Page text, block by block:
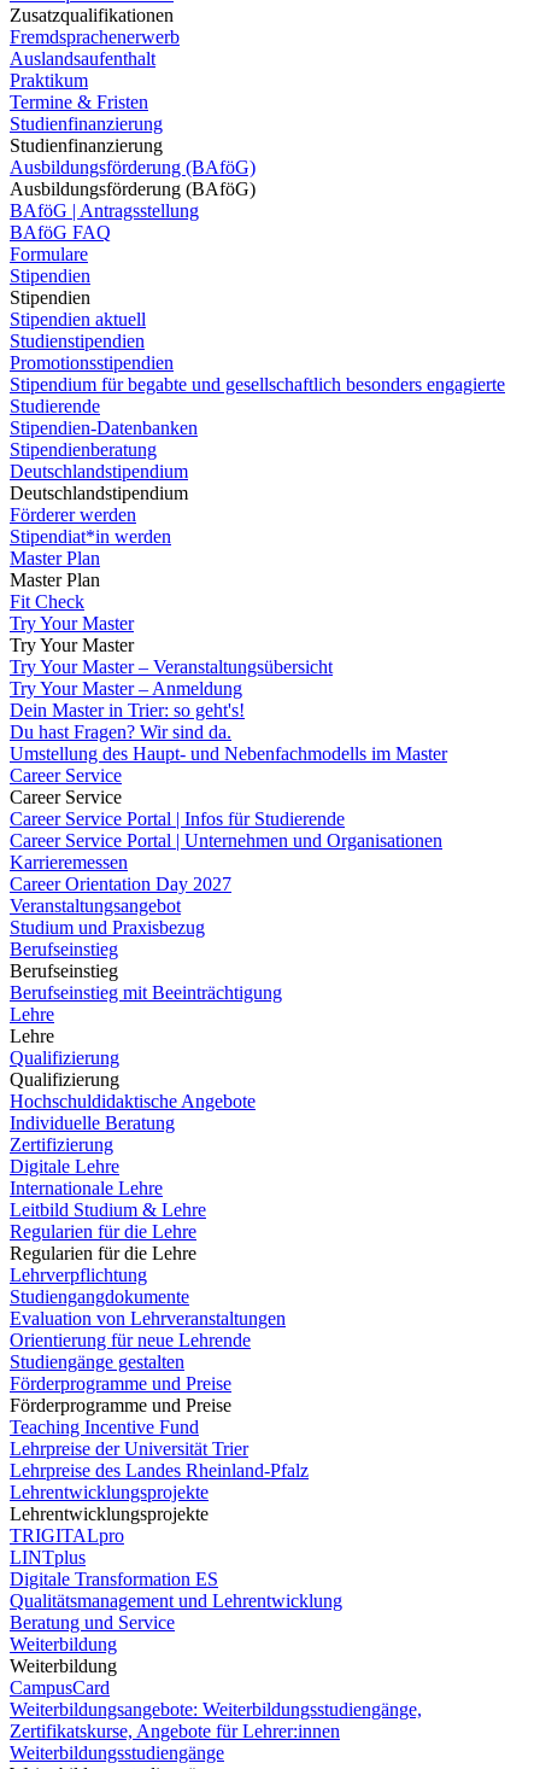
Zusatzqualifikationen
Fremdsprachenerwerb
Auslandsaufenthalt
Praktikum
Termine & Fristen
Studienfinanzierung
Studienfinanzierung
Ausbildungsförderung (BAföG)
Ausbildungsförderung (BAföG)
BAföG | Antragsstellung
BAföG FAQ
Formulare
Stipendien
Stipendien
Stipendien aktuell
Studienstipendien
Promotionsstipendien
Stipendium für begabte und gesellschaftlich besonders engagierte
Studierende
Stipendien-Datenbanken
Stipendienberatung
Deutschlandstipendium
Deutschlandstipendium
Förderer werden
Stipendiat*in werden
Master Plan
Master Plan
Fit Check
Try Your Master
Try Your Master
Try Your Master – Veranstaltungsübersicht
Try Your Master – Anmeldung
Dein Master in Trier: so geht's!
Du hast Fragen? Wir sind da.
Umstellung des Haupt- und Nebenfachmodells im Master
Career Service
Career Service
Career Service Portal | Infos für Studierende
Career Service Portal | Unternehmen und Organisationen
Karrieremessen
Career Orientation Day 2027
Veranstaltungsangebot
Studium und Praxisbezug
Berufseinstieg
Berufseinstieg
Berufseinstieg mit Beeinträchtigung
Lehre
Lehre
Qualifizierung
Qualifizierung
Hochschuldidaktische Angebote
Individuelle Beratung
Zertifizierung
Digitale Lehre
Internationale Lehre
Leitbild Studium & Lehre
Regularien für die Lehre
Regularien für die Lehre
Lehrverpflichtung
Studiengangdokumente
Evaluation von Lehrveranstaltungen
Orientierung für neue Lehrende
Studiengänge gestalten
Förderprogramme und Preise
Förderprogramme und Preise
Teaching Incentive Fund
Lehrpreise der Universität Trier
Lehrpreise des Landes Rheinland-Pfalz
Lehrentwicklungsprojekte
Lehrentwicklungsprojekte
TRIGITALpro
LINTplus
Digitale Transformation ES
Qualitätsmanagement und Lehrentwicklung
Beratung und Service
Weiterbildung
Weiterbildung
CampusCard
Weiterbildungsangebote: Weiterbildungsstudiengänge,
Zertifikatskurse, Angebote für Lehrer:innen
Weiterbildungsstudiengänge